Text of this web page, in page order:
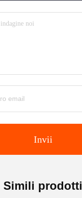
Invii
Simili prodotti